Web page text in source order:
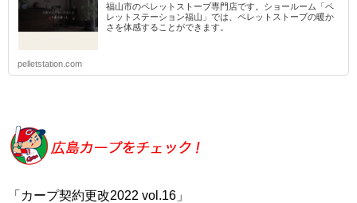
福山市のペレットストーブ専門店です。ショールーム「ペ
レットステーション福山」では、ペレットストーブの暖か
さを体感することができます。
pelletstation.com
「カープ契約更改2022 vol.16」